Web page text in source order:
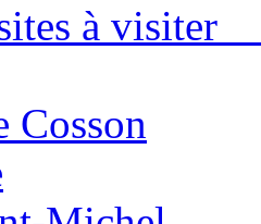
sites à
Cosson